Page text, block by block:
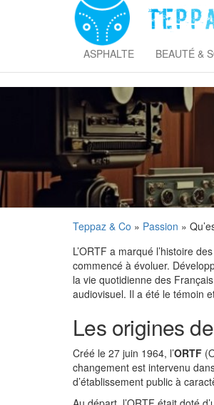
ASPHALTE BEAUTÉ &
Teppaz & Co » Passion »
L’ORTF a marqué l’histoire
commencé à évoluer.
la vie quotidienne des
audiovisuel. Il a été le témoin
Les origines
Créé le 27 juin 1964, l’ORTF
changement est intervenu
d’établissement public à